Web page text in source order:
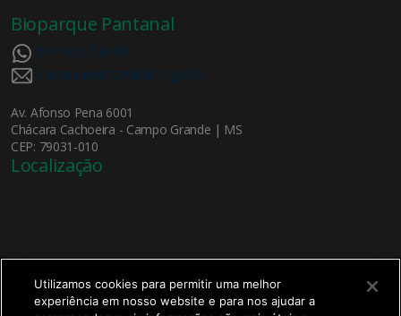
Bioparque Pantanal
(67) 99217-8189
bioparquepantanal@ms.gov.br
Av. Afonso Pena 6001
Chácara Cachoeira - Campo Grande | MS
CEP: 79031-010
Localização
Utilizamos cookies para permitir uma melhor
experiência em nosso website e para nos ajudar a